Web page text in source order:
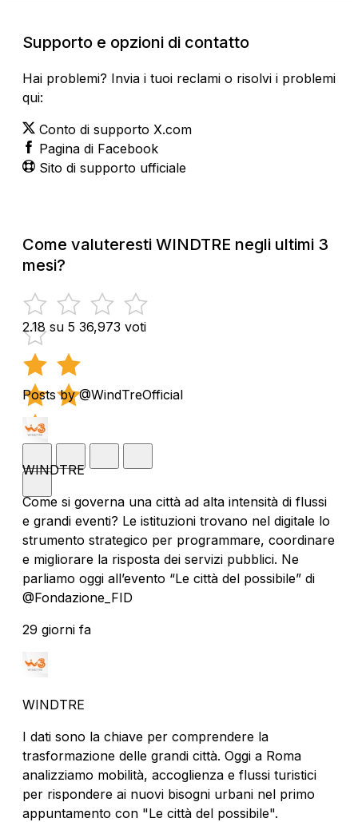
Supporto e opzioni di contatto
Hai problemi? Invia i tuoi reclami o risolvi i problemi
qui:
Conto di supporto X.com
Pagina di Facebook
Sito di supporto ufficiale
Come valuteresti WINDTRE negli ultimi 3
mesi?
2.18 su 5 36,973 voti
Posts by @WindTreOfficial
WINDTRE
Come si governa una città ad alta intensità di flussi
e grandi eventi? Le istituzioni trovano nel digitale lo
strumento strategico per programmare, coordinare
e migliorare la risposta dei servizi pubblici. Ne
parliamo oggi all’evento “Le città del possibile” di
@Fondazione_FID
29 giorni fa
WINDTRE
I dati sono la chiave per comprendere la
trasformazione delle grandi città. Oggi a Roma
analizziamo mobilità, accoglienza e flussi turistici
per rispondere ai nuovi bisogni urbani nel primo
appuntamento con "Le città del possibile".